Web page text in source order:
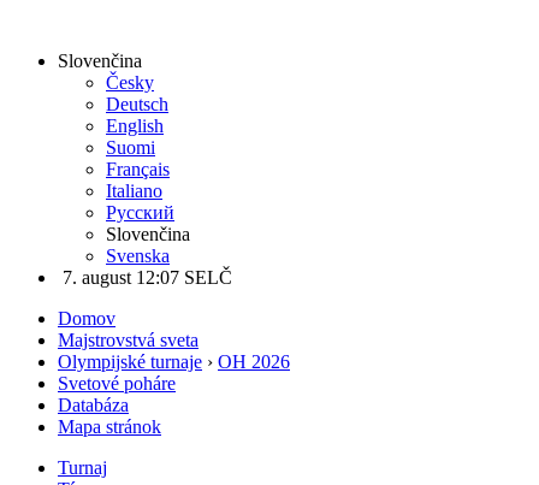
Slovenčina
Česky
Deutsch
English
Suomi
Français
Italiano
Русский
Slovenčina
Svenska
7. august 12:07 SELČ
Domov
Majstrovstvá sveta
Olympijské turnaje › OH 2026
Svetové poháre
Databáza
Mapa stránok
Turnaj